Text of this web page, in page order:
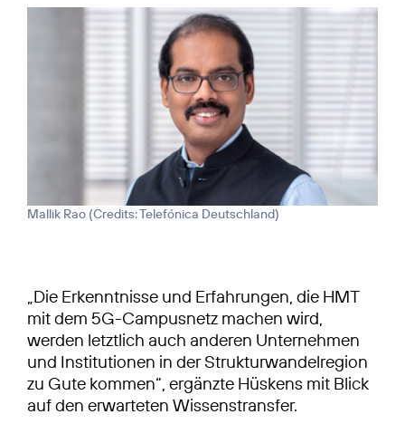
Mallik Rao (Credits: Telefónica Deutschland)
„Die Erkenntnisse und Erfahrungen, die HMT
mit dem 5G-Campusnetz machen wird,
werden letztlich auch anderen Unternehmen
und Institutionen in der Strukturwandelregion
zu Gute kommen“, ergänzte Hüskens mit Blick
auf den erwarteten Wissenstransfer.